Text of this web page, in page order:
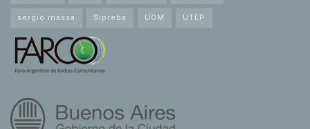
sergio massa Sipreba UOM UTEP